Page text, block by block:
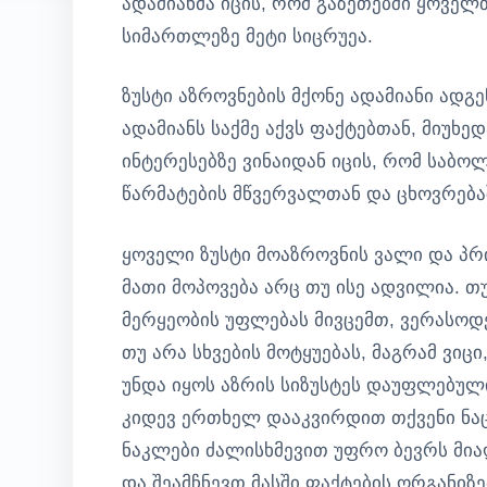
სიმართლეზე მეტი სიცრუეა.
ზუსტი აზროვნების მქონე ადამიანი
ადამიანს საქმე აქვს ფაქტებთან,
ინტერესებზე ვინაიდან იცის, რომ
წარმატების მწვერვალთან და
ყოველი ზუსტი მოაზროვნის ვალი და
მათი მოპოვება არც თუ ისე ადვილია.
მერყეობის უფლებას მივცემთ,
თუ არა სხვების მოტყუებას, მაგრამ
უნდა იყოს აზრის სიზუსტეს
კიდევ ერთხელ დააკვირდით თქვენი
ნაკლები ძალისხმევით უფრო ბევრს
და შეამჩნევთ მასში ფაქტების